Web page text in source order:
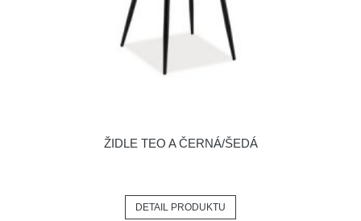
ŽIDLE TEO A ČERNÁ/ŠEDÁ
DETAIL PRODUKTU